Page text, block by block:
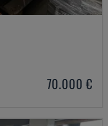
70.000 €